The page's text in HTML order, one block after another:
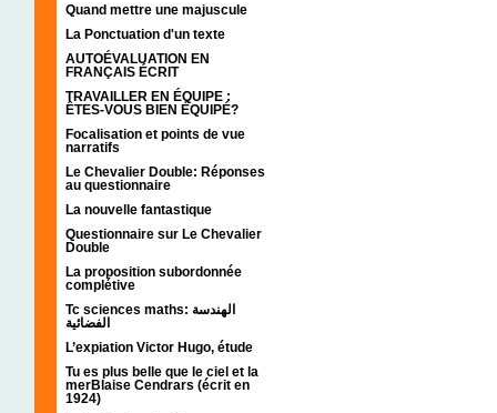
Quand mettre une majuscule
La Ponctuation d'un texte
AUTOÉVALUATION EN
FRANÇAIS ÉCRIT
TRAVAILLER EN ÉQUIPE :
ÊTES-VOUS BIEN ÉQUIPÉ?
Focalisation et points de vue
narratifs
Le Chevalier Double: Réponses
au questionnaire
La nouvelle fantastique
Questionnaire sur Le Chevalier
Double
La proposition subordonnée
complétive
Tc sciences maths: الهندسة
الفضائية
L’expiation Victor Hugo, étude
Tu es plus belle que le ciel et la
merBlaise Cendrars (écrit en
1924)